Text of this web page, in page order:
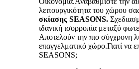
λειτουργικότητα του χώρου
σκίασης SEASONS.
ιδανική ισορροπία μεταξύ
Αποτελούν την πιο σύγχρονη
επαγγελματικό χώρο.Γιατί να
SEASONS;